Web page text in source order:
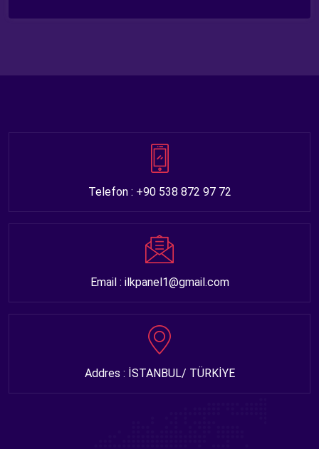
Telefon : +90 538 872 97 72
Email : ilkpanel1@gmail.com
Addres : İSTANBUL/ TÜRKİYE